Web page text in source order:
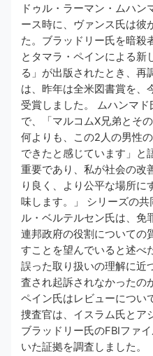
ドゥル・ラーマン・ムハン
ース時に、ヴァンス氏は彼
た。ブラッドリー氏を暗殺
とタマラ・ペインによる新
る」が出版されたとき、再
は、昨年は全米図書賞を、
受賞しました。 ムハンマ
で、「マルコムX兄弟とそ
何よりも、この2人の男性
できたと感じています」と
重要であり、私が社会の改
り良く、より公平な場所に
味します。」 シリーズの
ル・ベルテルセン氏は、免
連邦政府の役割についての
すことを望んでいると述べ
誤った取り扱いの理解に近
査され起訴されなかったの
ペイン氏はレビューについ
捜査官は、イスラム氏とア
ブラッドリー氏のFBIファ
いた証拠を調査しました。